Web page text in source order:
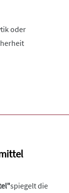
oder
spiegelt die